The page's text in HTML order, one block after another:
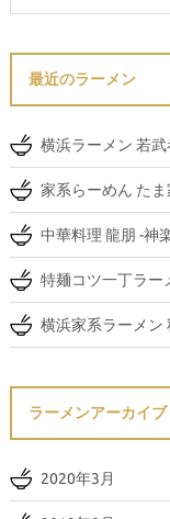
最近のラーメン
横浜ラーメン 若
家系らーめん た
中華料理 龍朋 -神
特麺コツ一丁ラー
横浜家系ラーメン
ラーメンアーカイブ
2020年3月